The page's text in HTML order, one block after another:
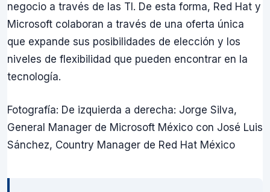
negocio a través de las TI. De esta forma, Red Hat y
Microsoft colaboran a través de una oferta única
que expande sus posibilidades de elección y los
niveles de flexibilidad que pueden encontrar en la
tecnología.
Fotografía: De izquierda a derecha: Jorge Silva,
General Manager de Microsoft México con José Luis
Sánchez, Country Manager de Red Hat México